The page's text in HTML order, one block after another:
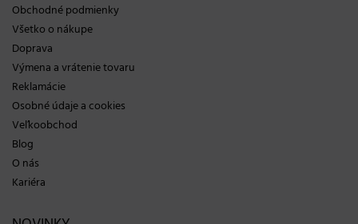
Obchodné podmienky
Všetko o nákupe
Doprava
Výmena a vrátenie tovaru
Reklamácie
Osobné údaje a cookies
Veľkoobchod
Blog
O nás
Kariéra